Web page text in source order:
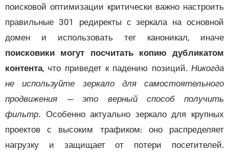
поисковой оптимизации критически важно
правильные 301 редиректы с зеркала на
домен и использовать тег каноникал,
поисковики могут посчитать копию
контента, что приведет к падению позиций.
не используйте зеркало для
продвижения — это верный способ
фильтр.Особенно актуально зеркало для
проектов с высоким трафиком: оно
нагрузку и защищает от потери